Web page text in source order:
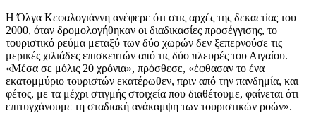
Η Όλγα Κεφαλογιάννη ανέφερε ότι στις αρχές της δεκαετίας του
2000, όταν δρομολογήθηκαν οι διαδικασίες προσέγγισης, το
τουριστικό ρεύμα μεταξύ των δύο χωρών δεν ξεπερνούσε τις
μερικές χιλιάδες επισκεπτών από τις δύο πλευρές του Αιγαίου.
«Μέσα σε μόλις 20 χρόνια», πρόσθεσε, «έφθασαν το ένα
εκατομμύριο τουριστών εκατέρωθεν, πριν από την πανδημία, και
φέτος, με τα μέχρι στιγμής στοιχεία που διαθέτουμε, φαίνεται ότι
επιτυγχάνουμε τη σταδιακή ανάκαμψη των τουριστικών ροών».